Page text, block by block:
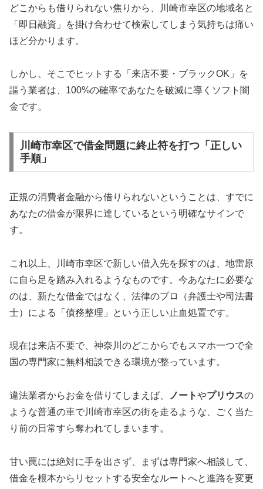
どこからも借りられない焦りから、川崎市幸区の地域名と
「即日融資」を掛け合わせて検索してしまう気持ちは痛い
ほど分かります。
しかし、そこでヒットする「来店不要・ブラックOK」を
謳う業者は、100%の確率であなたを破滅に導くソフト闇
金です。
川崎市幸区で借金問題に終止符を打つ「正しい
手順」
正規の消費者金融から借りられないということは、すでに
あなたの借金が限界に達しているという明確なサインで
す。
これ以上、川崎市幸区で新しい借入先を探すのは、地雷原
に自ら足を踏み入れるようなものです。今あなたに必要な
のは、新たな借金ではなく、法律のプロ（弁護士や司法書
士）による「債務整理」という正しい止血処置です。
現在は来店不要で、神奈川のどこからでもスマホ一つで全
国の専門家に無料相談できる環境が整っています。
違法業者からお金を借りてしまえば、 ノートやプリウスの
ような普通の車で川崎市幸区の街を走るような、ごく当た
り前の日常すら奪われてしまいます。
甘い罠には絶対に手を出さず、まずは専門家へ相談して、
借金を根本からリセットする安全なルートへと進路を変更